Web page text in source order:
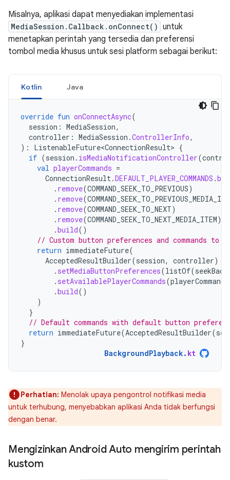
Misalnya, aplikasi dapat menyediakan implementasi
MediaSession.Callback.onConnect() untuk
menetapkan perintah yang tersedia dan preferensi
tombol media khusus untuk sesi platform sebagai berikut:
Kotlin Java
override fun onConnectAsync(
session : MediaSession,
controller : MediaSession .ControllerInfo,
):
ListenableFuture<ConnectionResult> {
if (session . isMediaNotificationController(
val playerCommands =
ConnectionResult.DEFAULT_PLAYER_COMMANDS .
. remove(COMMAND_SEEK_TO_PREVIOUS)
. remove(
. remove(COMMAND_SEEK_TO_NEXT)
. remove(COMMAND_SEEK_TO_NEXT_MEDIA_ITEM)
.build()
// Custom button preferences and commands
return immediateFuture(
AcceptedResultBuilder(session, controller)
. setMediaButtonPreferences(listOf(
. setAvailablePlayerCommands(playerCommands
.build()
)
}
// Default commands with default button
return immediateFuture(AcceptedResultBuilder(
}
BackgroundPlayback. kt
Perhatian: Menolak upaya pengontrol notifikasi media
untuk terhubung, menyebabkan aplikasi Anda tidak berfungsi
dengan benar.
Mengizinkan Android Auto mengirim perintah
kustom